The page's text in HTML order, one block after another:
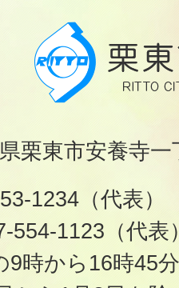
栗東市安養寺
1234（代表）
554-1123（代表
9時から16時45分